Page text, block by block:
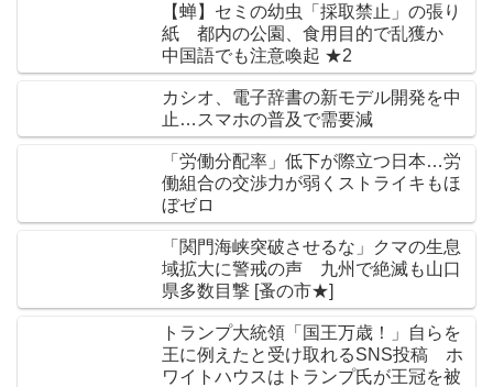
【蝉】セミの幼虫「採取禁止」の張り
紙 都内の公園、食用目的で乱獲か
中国語でも注意喚起 ★2
カシオ、電子辞書の新モデル開発を中
止…スマホの普及で需要減
「労働分配率」低下が際立つ日本…労
働組合の交渉力が弱くストライキもほ
ぼゼロ
「関門海峡突破させるな」クマの生息
域拡大に警戒の声 九州で絶滅も山口
県多数目撃 [蚤の市★]
トランプ大統領「国王万歳！」自らを
王に例えたと受け取れるSNS投稿 ホ
ワイトハウスはトランプ氏が王冠を被